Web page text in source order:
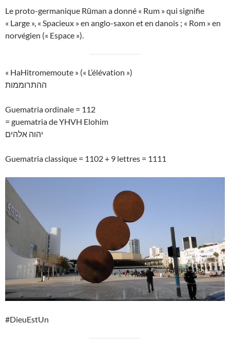
Le proto-germanique Rūman a donné « Rum » qui signifie
« Large », « Spacieux » en anglo-saxon et en danois ; « Rom » en
norvégien (« Espace »).
« HaHitromemoute » (« L’élévation »)
ההתרוממות
Guematria ordinale = 112
= guematria de YHVH Elohim
יהוה אלהים
Guematria classique = 1102 + 9 lettres = 1111
#DieuEstUn